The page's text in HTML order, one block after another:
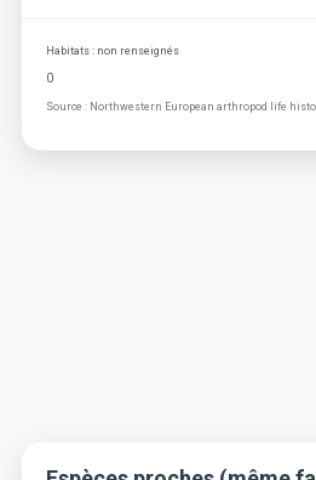
Habitats : non renseignés
0
Source : Northwestern European arthropod life